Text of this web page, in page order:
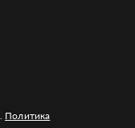
Политика